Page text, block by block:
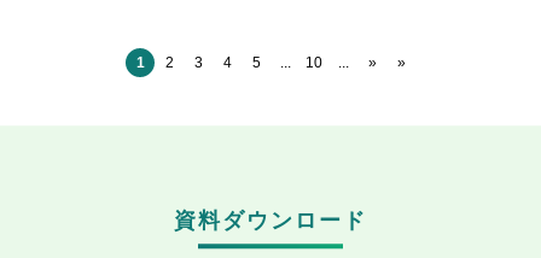
1 2 3 4 5 ... 10 ... » »
資料ダウンロード